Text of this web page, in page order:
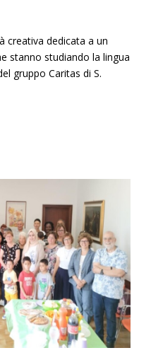
creativa dedicata a un
stanno studiando la lingua
gruppo Caritas di S.